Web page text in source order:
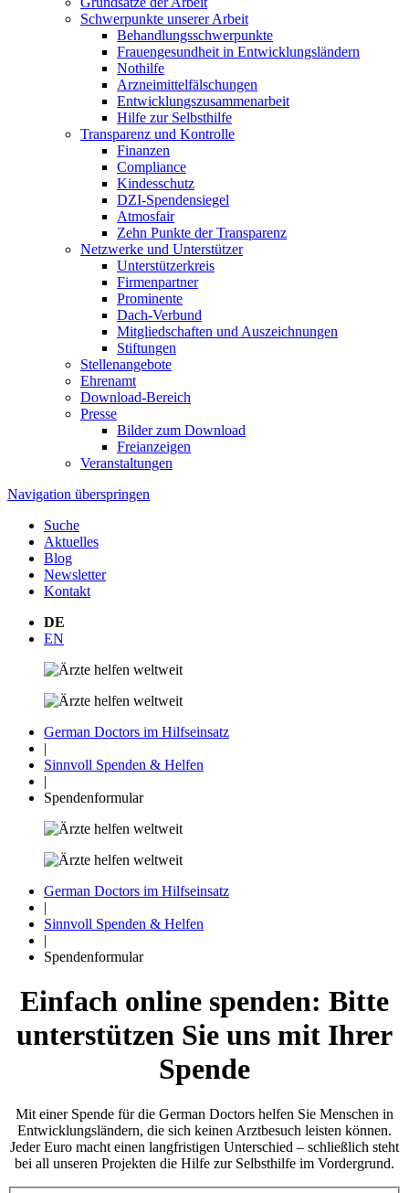
Schwerpunkte unserer Arbeit
Behandlungs­schwerpunkte
Frauengesundheit in Entwicklungsländern
Nothilfe
Arzneimittel­fälschungen
Entwicklungs­zusammenarbeit
Hilfe zur Selbsthilfe
Transparenz und Kontrolle
Finanzen
Compliance
Kindesschutz
DZI-Spendensiegel
Atmosfair
Zehn Punkte der Transparenz
Netzwerke und Unterstützer
Unterstützerkreis
Firmenpartner
Prominente
Dach-Verbund
Mitgliedschaften und Auszeichnungen
Stiftungen
Stellenangebote
Ehrenamt
Download-Bereich
Presse
Bilder zum Download
Freianzeigen
Veranstaltungen
Navigation überspringen
Suche
Aktuelles
Blog
Newsletter
Kontakt
DE
EN
German Doctors im Hilfseinsatz
|
Sinnvoll Spenden & Helfen
|
Spendenformular
German Doctors im Hilfseinsatz
|
Sinnvoll Spenden & Helfen
|
Spendenformular
Einfach online spenden: Bitte
unterstützen Sie uns mit Ihrer
Spende
Mit einer Spende für die German Doctors helfen Sie Menschen in
Ent­wicklungs­ländern, die sich keinen Arztbesuch leisten können.
Jeder Euro macht einen lang­fristigen Unterschied – schließlich steht
bei all unseren Projekten die Hilfe zur Selbst­hilfe im Vorder­grund.